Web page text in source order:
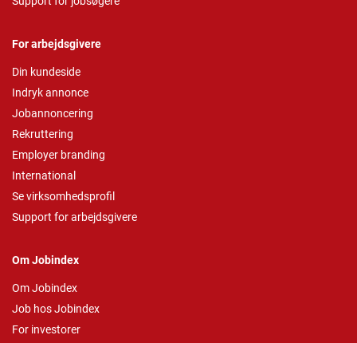
For arbejdsgivere
Din kundeside
Indryk annonce
Jobannoncering
Rekruttering
Employer branding
International
Se virksomhedsprofil
Support for arbejdsgivere
Om Jobindex
Om Jobindex
Job hos Jobindex
For investorer